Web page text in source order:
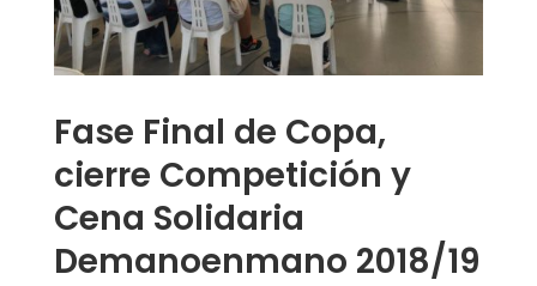
Fase Final de Copa,
cierre Competición y
Cena Solidaria
Demanoenmano 2018/19